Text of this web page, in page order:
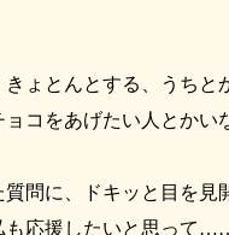
ょとんとする、うちと
ョコをあげたい人とかい
問に、ドキッと目を見
も応援したいと思って